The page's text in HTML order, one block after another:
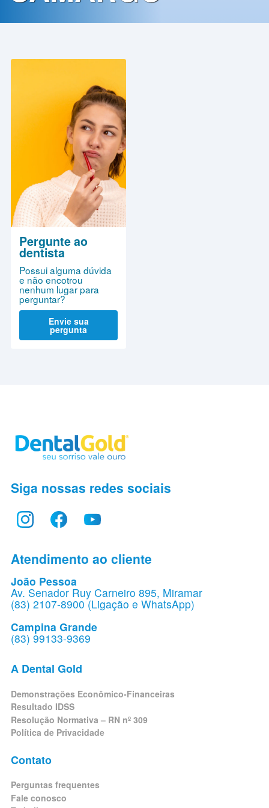
de
Pergunte ao
dentista
Possui alguma dúvida
e não encotrou
nenhum lugar para
perguntar?
Envie sua
pergunta
Siga nossas redes sociais
Atendimento ao cliente
João Pessoa
Av. Senador Ruy Carneiro 895, Miramar
(83) 2107-8900 (Ligação e WhatsApp)
Campina Grande
(83) 99133-9369
A Dental Gold
Demonstrações Econômico-Financeiras
Resultado IDSS
Resolução Normativa – RN nº 309
Política de Privacidade
Contato
Perguntas frequentes
Fale conosco